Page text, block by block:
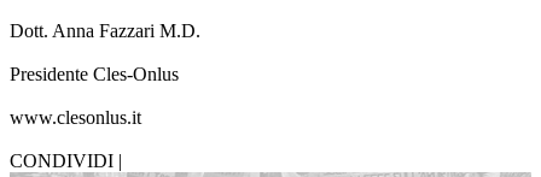
Dott. Anna Fazzari M.D.
Presidente Cles-Onlus
www.clesonlus.it
CONDIVIDI |